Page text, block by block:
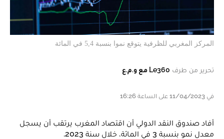
المركز المغربي للظرفية يتوقع نموا بنسبة 5,4 في المائة
تحرير من طرف Le360 مع و.م.ع
في 11/04/2023 على الساعة 16:26
أفاد صندوق النقد الدولي أن اقتصاد المغرب يرتقب أن يسجل
معدل نمو بنسبة 3 في المائة، خلال سنة 2023.